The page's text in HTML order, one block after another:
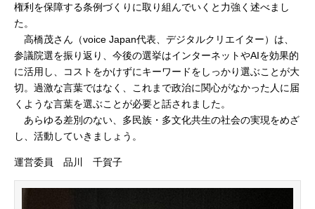
権利を保障する条例づくりに取り組んでいくと力強く述べまし
た。
高橋茂さん（voice Japan代表、デジタルクリエイター）は、
参議院選を振り返り、今後の選挙はインターネットやAIを効果的
に活用し、コストをかけずにキーワードをしっかり選ぶことが大
切。過激な言葉ではなく、これまで政治に関心がなかった人に届
くような言葉を選ぶことが必要と話されました。
あらゆる差別のない、多民族・多文化共生の社会の実現をめざ
し、活動していきましょう。
運営委員 品川 千賀子